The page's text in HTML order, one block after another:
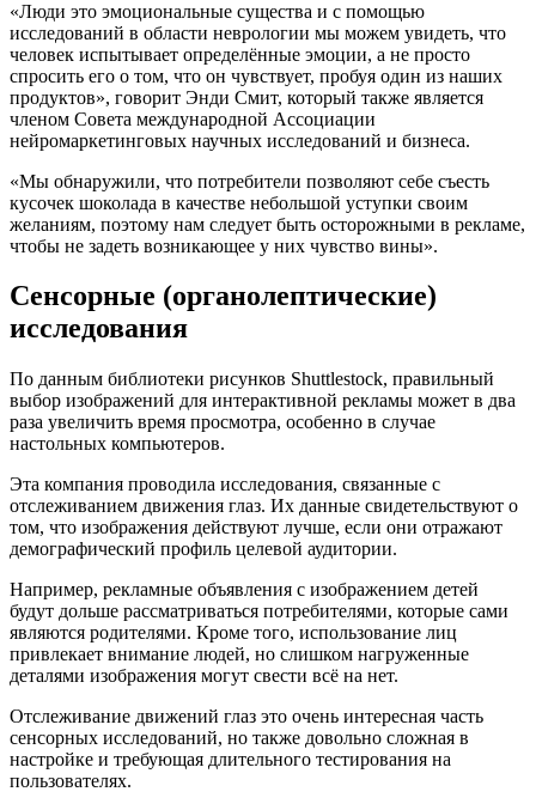
«Люди это эмоциональные существа и с помощью
исследований в области неврологии мы можем увидеть, что
человек испытывает определённые эмоции, а не просто
спросить его о том, что он чувствует, пробуя один из наших
продуктов», говорит Энди Смит, который также является
членом Совета международной Ассоциации
нейромаркетинговых научных исследований и бизнеса.
«Мы обнаружили, что потребители позволяют себе съесть
кусочек шоколада в качестве небольшой уступки своим
желаниям, поэтому нам следует быть осторожными в рекламе,
чтобы не задеть возникающее у них чувство вины».
Сенсорные (органолептические)
исследования
По данным библиотеки рисунков Shuttlestock, правильный
выбор изображений для интерактивной рекламы может в два
раза увеличить время просмотра, особенно в случае
настольных компьютеров.
Эта компания проводила исследования, связанные с
отслеживанием движения глаз. Их данные свидетельствуют о
том, что изображения действуют лучше, если они отражают
демографический профиль целевой аудитории.
Например, рекламные объявления с изображением детей
будут дольше рассматриваться потребителями, которые сами
являются родителями. Кроме того, использование лиц
привлекает внимание людей, но слишком нагруженные
деталями изображения могут свести всё на нет.
Отслеживание движений глаз это очень интересная часть
сенсорных исследований, но также довольно сложная в
настройке и требующая длительного тестирования на
пользователях.